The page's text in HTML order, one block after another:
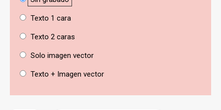
Texto 1 cara
Texto 2 caras
Solo imagen vector
Texto + Imagen vector